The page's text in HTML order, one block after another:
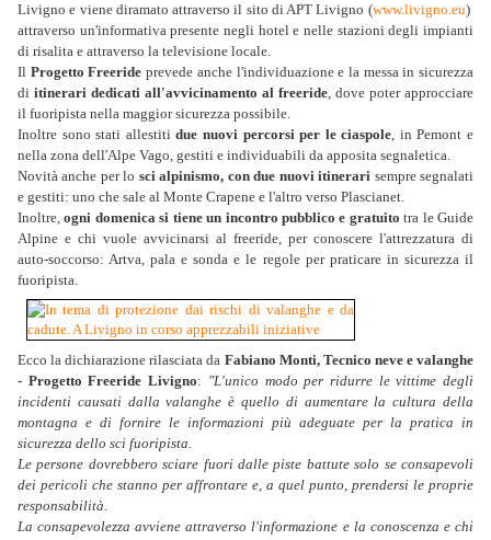
Livigno e viene diramato attraverso il sito di APT Livigno (www.livigno.eu)
attraverso un'informativa presente negli hotel e nelle stazioni degli impianti
di risalita e attraverso la televisione locale.
Il Progetto Freeride prevede anche l'individuazione e la messa in sicurezza
di itinerari dedicati all'avvicinamento al freeride, dove poter approcciare
il fuoripista nella maggior sicurezza possibile.
Inoltre sono stati allestitidue nuovi percorsi per le ciaspole, in Pemont e
nella zona dell'Alpe Vago, gestiti e individuabili da apposita segnaletica.
Novità anche per lo sci alpinismo, con due nuovi itinerari sempre segnalati
e gestiti: uno che sale al Monte Crapene e l'altro verso Plascianet.
Inoltre,ogni domenica si tiene un incontro pubblico e gratuito tra le Guide
Alpine e chi vuole avvicinarsi al freeride, per conoscere l'attrezzatura di
auto-soccorso: Artva, pala e sonda e le regole per praticare in sicurezza il
fuoripista.
Ecco la dichiarazione rilasciata da Fabiano Monti, Tecnico neve e valanghe
- Progetto Freeride Livigno: "L'unico modo per ridurre le vittime degli
incidenti causati dalla valanghe è quello di aumentare la cultura della
montagna e di fornire le informazioni più adeguate per la pratica in
sicurezza dello sci fuoripista.
Le persone dovrebbero sciare fuori dalle piste battute solo se consapevoli
dei pericoli che stanno per affrontare e, a quel punto, prendersi le proprie
responsabilità.
La consapevolezza avviene attraverso l'informazione e la conoscenza e chi